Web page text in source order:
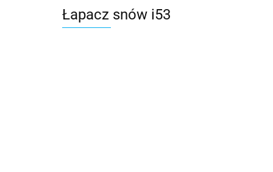
Łapacz snów i53